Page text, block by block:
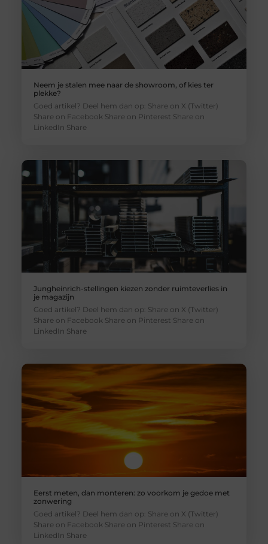
Neem je stalen mee naar de showroom, of kies ter
plekke?
Goed artikel? Deel hem dan op: Share on X (Twitter)
Share on Facebook Share on Pinterest Share on
LinkedIn Share
Jungheinrich-stellingen kiezen zonder ruimteverlies in
je magazijn
Goed artikel? Deel hem dan op: Share on X (Twitter)
Share on Facebook Share on Pinterest Share on
LinkedIn Share
Eerst meten, dan monteren: zo voorkom je gedoe met
zonwering
Goed artikel? Deel hem dan op: Share on X (Twitter)
Share on Facebook Share on Pinterest Share on
LinkedIn Share